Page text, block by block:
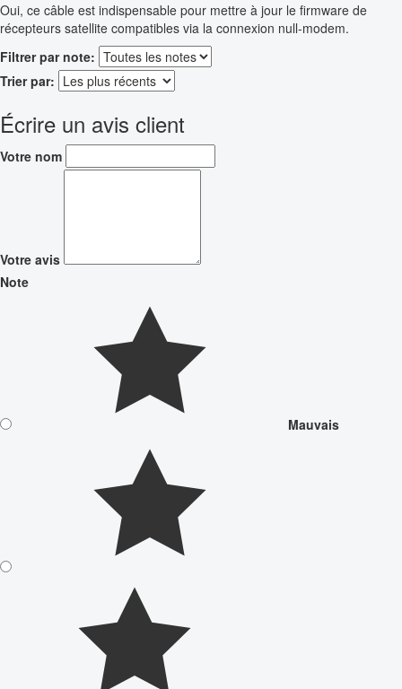
Oui, ce câble est indispensable pour mettre à jour le firmware de
récepteurs satellite compatibles via la connexion null-modem.
Filtrer par note:
Trier par:
Écrire un avis client
Votre nom
Votre avis
Note
Mauvais